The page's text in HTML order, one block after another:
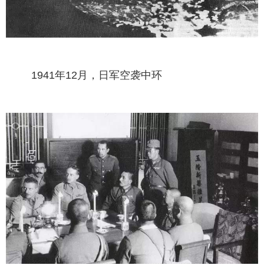
1941年12月，日军空袭中环